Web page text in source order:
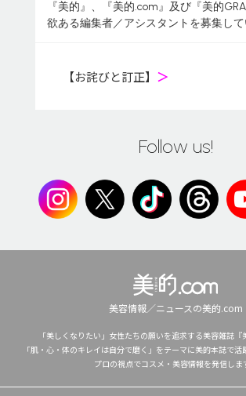
『美的』、『美的.com』及び『美的
欲ある編集者／アシスタントを募集し
【お詫びと訂正】 ＞
Follow us!
美容情報／ニュースの美的.com
「美しくなりたい」女性たちの願いを追求する美容雑誌『
「肌・心・体のキレイは自分で磨く」をテーマに美的本誌で
プロの視点でコスメ・美容情報を発信しま